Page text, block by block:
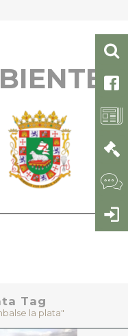
Tag
la plata"